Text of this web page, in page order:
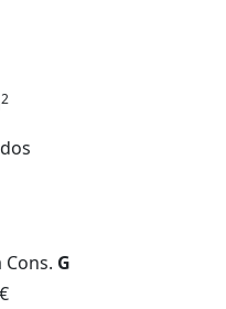
2
Cons. G